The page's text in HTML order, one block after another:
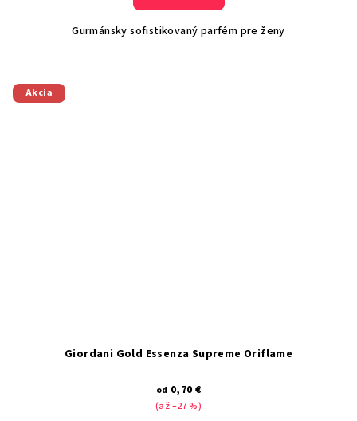
Gurmánsky sofistikovaný parfém pre ženy
Akcia
Giordani Gold Essenza Supreme Oriflame
od 0,70 €
(až –27 %)